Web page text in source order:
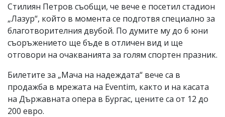
Стилиян Петров съобщи, че вече е посетил стадион
„Лазур“, който в момента се подготвя специално за
благотворителния двубой. По думите му до 6 юни
съоръжението ще бъде в отличен вид и ще
отговори на очакванията за голям спортен празник.
Билетите за „Мача на надеждата“ вече са в
продажба в мрежата на Eventim, както и на касата
на Държавната опера в Бургас, цените са от 12 до
200 евро.